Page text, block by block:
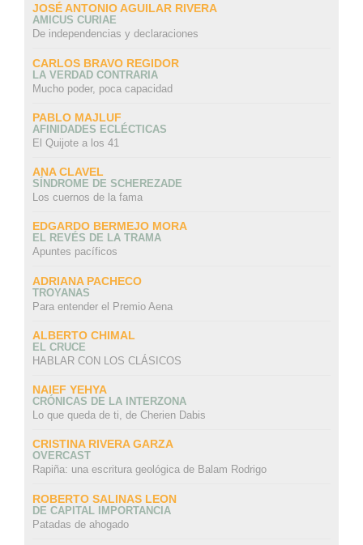
JOSÉ ANTONIO AGUILAR RIVERA
AMICUS CURIAE
De independencias y declaraciones
CARLOS BRAVO REGIDOR
LA VERDAD CONTRARIA
Mucho poder, poca capacidad
PABLO MAJLUF
AFINIDADES ECLÉCTICAS
El Quijote a los 41
ANA CLAVEL
SÍNDROME DE SCHEREZADE
Los cuernos de la fama
EDGARDO BERMEJO MORA
EL REVÉS DE LA TRAMA
Apuntes pacíficos
ADRIANA PACHECO
TROYANAS
Para entender el Premio Aena
ALBERTO CHIMAL
EL CRUCE
HABLAR CON LOS CLÁSICOS
NAIEF YEHYA
CRÓNICAS DE LA INTERZONA
Lo que queda de ti, de Cherien Dabis
CRISTINA RIVERA GARZA
OVERCAST
Rapiña: una escritura geológica de Balam Rodrigo
ROBERTO SALINAS LEON
DE CAPITAL IMPORTANCIA
Patadas de ahogado